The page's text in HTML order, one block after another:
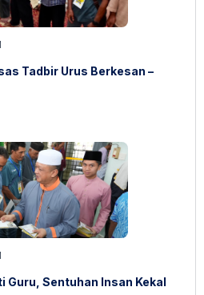
Tadbir Urus Berkesan –
Guru, Sentuhan Insan Kekal